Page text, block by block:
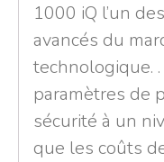
1000 iQ l’un
avancés du
technologique.
paramètres de
sécurité à un
que les coûts